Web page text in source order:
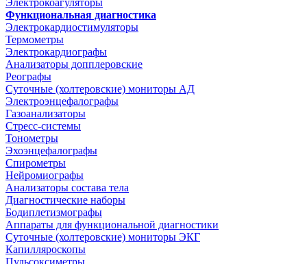
Электрокоагуляторы
Функциональная диагностика
Электрокардиостимуляторы
Термометры
Электрокардиографы
Анализаторы допплеровские
Реографы
Суточные (холтеровские) мониторы АД
Электроэнцефалографы
Газоанализаторы
Стресс-системы
Тонометры
Эхоэнцефалографы
Спирометры
Нейромиографы
Анализаторы состава тела
Диагностические наборы
Бодиплетизмографы
Аппараты для функциональной диагностики
Суточные (холтеровские) мониторы ЭКГ
Капилляроскопы
Пульсоксиметры